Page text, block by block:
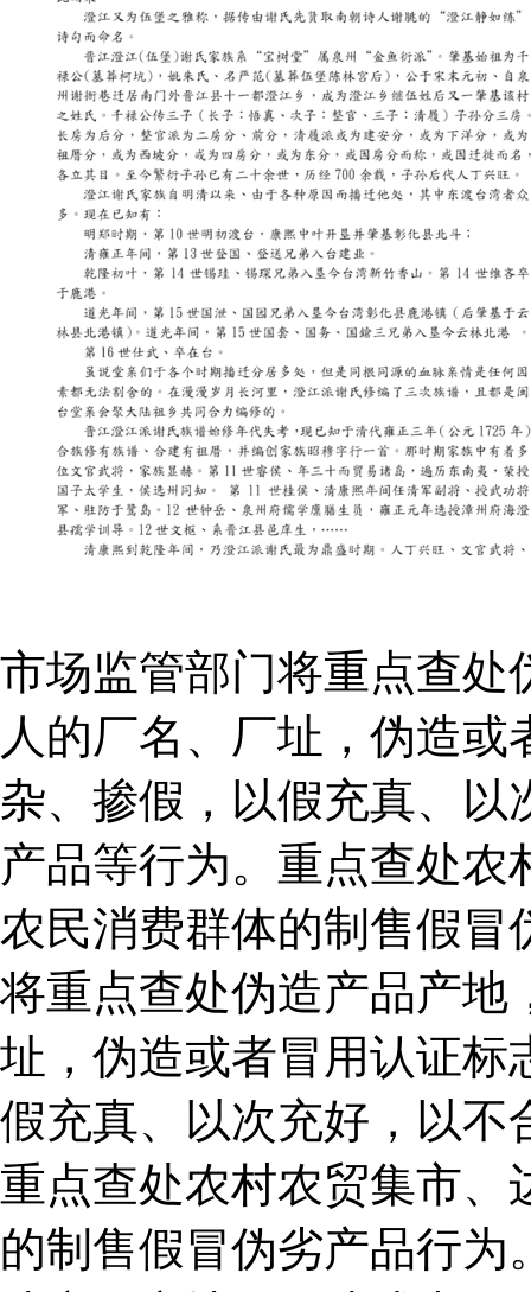
市场监管部门将重点查处
人的厂名、厂址，伪造
杂、掺假，以假充真、
产品等行为。重点查处
农民消费群体的制售假冒
将重点查处伪造产品产地
址，伪造或者冒用认证标
假充真、以次充好，以不
重点查处农村农贸集市、
的制售假冒伪劣产品行